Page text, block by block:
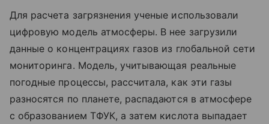
Для расчета загрязнения ученые использовали
цифровую модель атмосферы. В нее загрузили
данные о концентрациях газов из глобальной сети
мониторинга. Модель, учитывающая реальные
погодные процессы, рассчитала, как эти газы
разносятся по планете, распадаются в атмосфере
с образованием ТФУК, а затем кислота выпадает